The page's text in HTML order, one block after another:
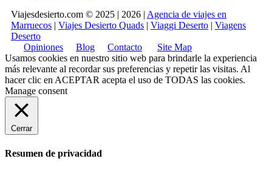
Viajesdesierto.com © 2025 | 2026 | Agencia de viajes en
Marruecos | Viajes Desierto Quads | Viaggi Deserto | Viagens
Deserto
Opiniones
Blog Contacto
Site Map
Usamos cookies en nuestro sitio web para brindarle la experiencia
más relevante al recordar sus preferencias y repetir las visitas. Al
hacer clic en ACEPTAR acepta el uso de TODAS las cookies.
Manage consent
Cerrar
Resumen de privacidad